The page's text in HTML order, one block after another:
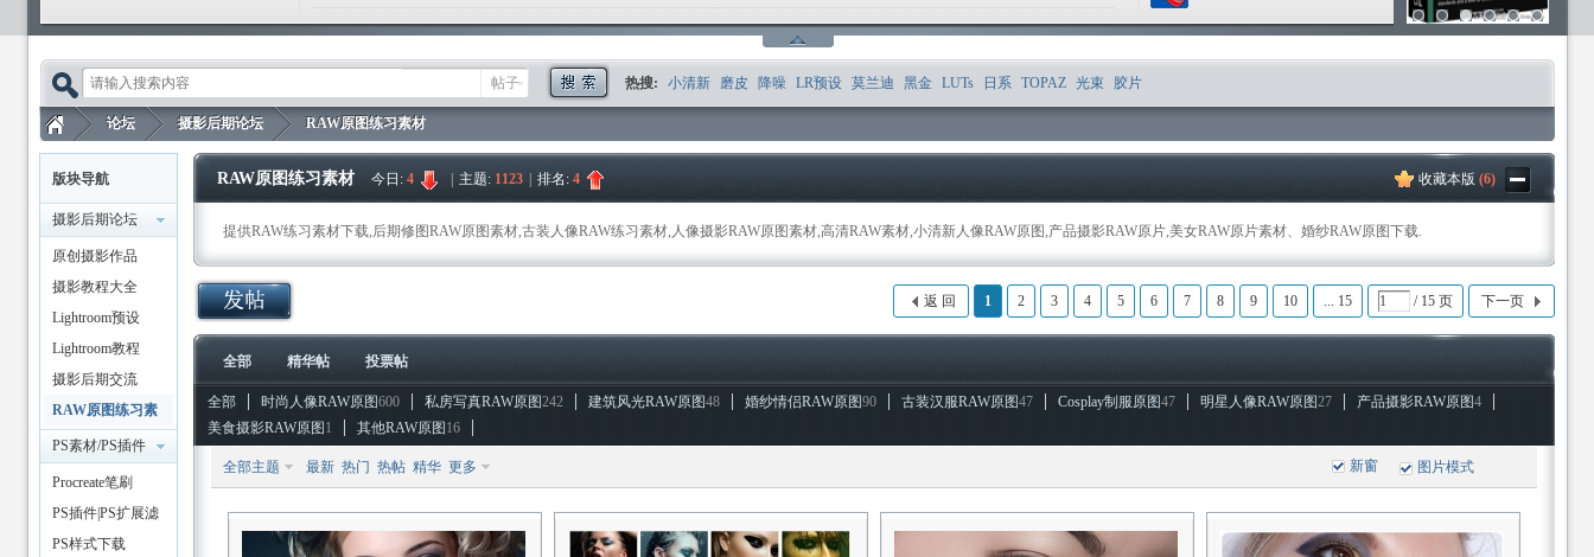
1 2 3 4 5 6
帖子 热搜: 小清新 磨皮 降噪 LR预设 莫兰迪 黑金 LUTs 日系 TOPAZ 光束 胶片
飞
天
»
论坛 摄影后期论坛
›
RAW原图练习素材
版块导航
摄影后期论坛
原创摄影作品
摄影教程大全
Lightroom预设
Lightroom教程
摄影后期交流
RAW原图练习素
材
PS素材/PS插件
Procreate笔刷
PS插件|PS扩展滤
镜
PS样式下载
收藏本版 (6)
RAW原图练习素材 今日:4 主题: 1123 排名:4
提供RAW练习素材下载,后期修图RAW原图素材,古装人像RAW练习素材,人像摄影RAW原图素材,高清RAW素材,小清新人像RAW原图,产品摄影RAW原片,美女RAW原片素材、婚纱RAW原图下载.
1 2 3 4 5 6 7 8 9 10 ... 15 / 15 页 下一页
返 回
全部 精华帖 投票帖
全部 时尚人像RAW原图600 私房写真RAW原图242 建筑风光RAW原图48 婚纱情侣RAW原图90 古装汉服RAW原图47 Cosplay制服原图47 明星人像RAW原图27 产品摄影RAW原图4
美食摄影RAW原图 1 其他RAW原图 16
新窗
全部主题 最新 热门 热帖 精华 更多 图片模式